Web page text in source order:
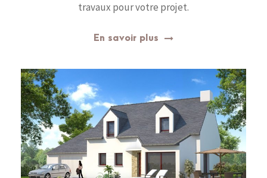
travaux pour votre projet.
En savoir plus